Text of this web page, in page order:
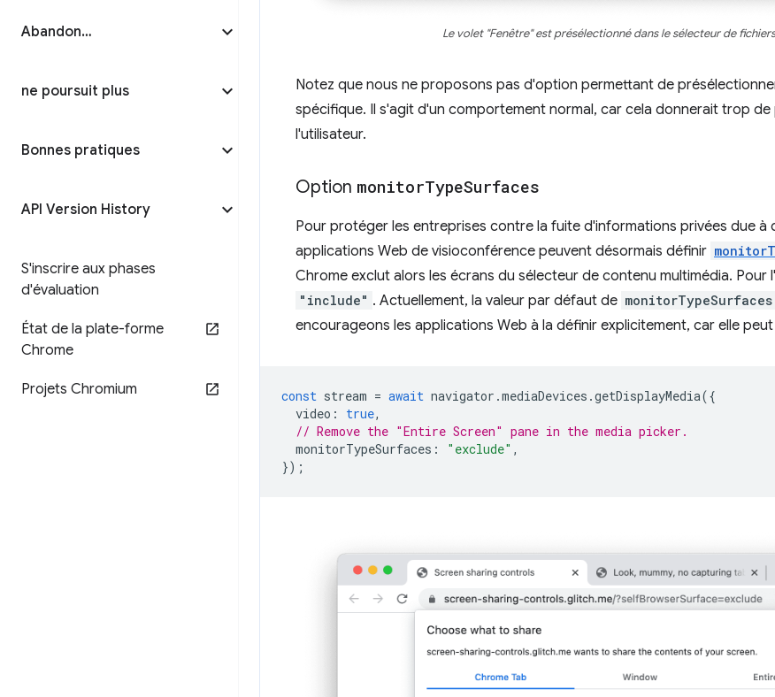
Abandon…
ne poursuit plus
Bonnes pratiques
API Version History
S'inscrire aux phases
d'évaluation
État de la plate-forme
Chrome
Projets Chromium
Le volet "Fenêtre" est présélectionné dans le sélecteur de
Notez que nous ne proposons pas d'option permettant de
spécifique. Il s'agit d'un comportement normal, car cela donnerait trop
l'utilisateur.
Option monitorTypeSurfaces
Pour protéger les entreprises contre la fuite d'informations privées due à
applications Web de visioconférence peuvent désormais définir
Chrome exclut alors les écrans du sélecteur de contenu multimédia. Pour
"include" . Actuellement, la valeur par défaut de monitorTypeSurfaces
encourageons les applications Web à la définir explicitement, car elle
const stream = await navigator .mediaDevices .getDisplayMedia({
video : true,
// Remove the "Entire Screen" pane in the media picker.
monitorTypeSurfaces : "exclude" ,
});